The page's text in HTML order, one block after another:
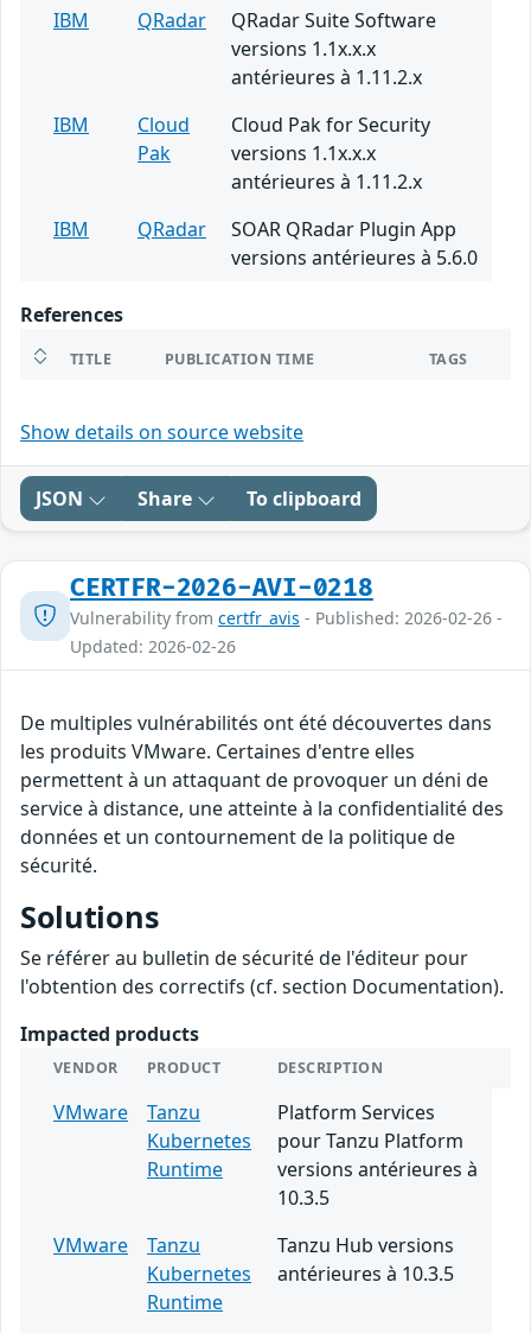
IBM QRadar
QRadar Suite Software
versions 1.1x.x.x
antérieures à 1.11.2.x
IBM
Cloud
Pak
Cloud Pak for Security
versions 1.1x.x.x
antérieures à 1.11.2.x
IBM
QRadar
SOAR QRadar Plugin App
versions antérieures à 5.6.0
References
TITLE PUBLICATION TIME TAGS
Show details on source website
JSON Share To clipboard
CERTFR-2026-AVI-0218
Vulnerability from certfr_avis - Published: 2026-02-26 -
Updated: 2026-02-26
De multiples vulnérabilités ont été découvertes dans
les produits VMware. Certaines d'entre elles
permettent à un attaquant de provoquer un déni de
service à distance, une atteinte à la confidentialité des
données et un contournement de la politique de
sécurité.
Solutions
Se référer au bulletin de sécurité de l'éditeur pour
l'obtention des correctifs (cf. section Documentation).
Impacted products
VENDOR PRODUCT DESCRIPTION
VMware
Tanzu
Kubernetes
Runtime
Platform Services
pour Tanzu Platform
versions antérieures à
10.3.5
VMware
Tanzu
Kubernetes
Runtime
Tanzu Hub versions
antérieures à 10.3.5